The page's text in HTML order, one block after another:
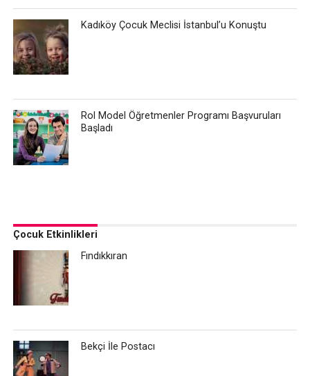
Kadıköy Çocuk Meclisi İstanbul’u Konuştu
Rol Model Öğretmenler Programı Başvuruları
Başladı
Çocuk Etkinlikleri
Fındıkkıran
Bekçi İle Postacı